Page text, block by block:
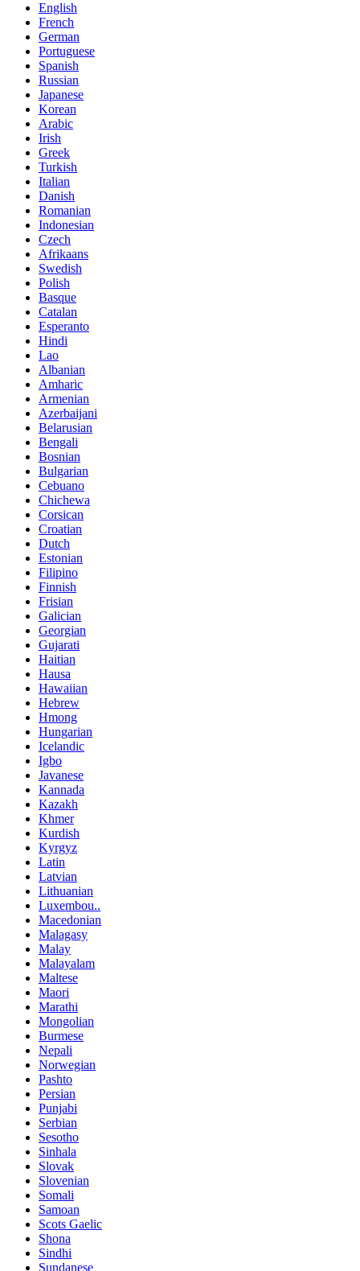
English
French
German
Portuguese
Spanish
Russian
Japanese
Korean
Arabic
Irish
Greek
Turkish
Italian
Danish
Romanian
Indonesian
Czech
Afrikaans
Swedish
Polish
Basque
Catalan
Esperanto
Hindi
Lao
Albanian
Amharic
Armenian
Azerbaijani
Belarusian
Bengali
Bosnian
Bulgarian
Cebuano
Chichewa
Corsican
Croatian
Dutch
Estonian
Filipino
Finnish
Frisian
Galician
Georgian
Gujarati
Haitian
Hausa
Hawaiian
Hebrew
Hmong
Hungarian
Icelandic
Igbo
Javanese
Kannada
Kazakh
Khmer
Kurdish
Kyrgyz
Latin
Latvian
Lithuanian
Luxembou..
Macedonian
Malagasy
Malay
Malayalam
Maltese
Maori
Marathi
Mongolian
Burmese
Nepali
Norwegian
Pashto
Persian
Punjabi
Serbian
Sesotho
Sinhala
Slovak
Slovenian
Somali
Samoan
Scots Gaelic
Shona
Sindhi
Sundanese